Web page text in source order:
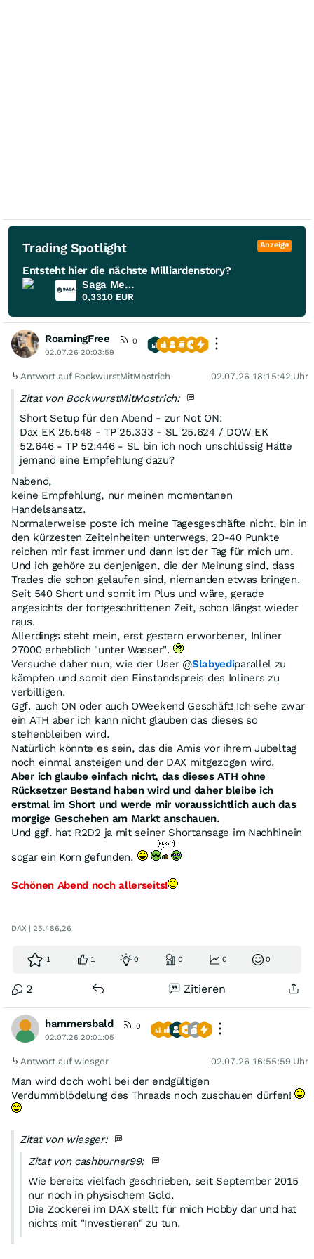
Trading Spotlight Anzeige
Entsteht hier die nächste Milliardenstory?
Saga Metals
0,3310 EUR
RoamingFree
0
02.07.26 20:03:59
Antwort auf BockwurstMitMostrich 02.07.26 18:15:42 Uhr
Zitat von BockwurstMitMostrich:
Short Setup für den Abend - zur Not ON:
Dax EK 25.548 - TP 25.333 - SL 25.624 / DOW EK
52.646 - TP 52.446 - SL bin ich noch unschlüssig Hätte
jemand eine Empfehlung dazu?
Nabend,
keine Empfehlung, nur meinen momentanen
Handelsansatz.
Normalerweise poste ich meine Tagesgeschäfte nicht, bin in
den kürzesten Zeiteinheiten unterwegs, 20-40 Punkte
reichen mir fast immer und dann ist der Tag für mich um.
Und ich gehöre zu denjenigen, die der Meinung sind, dass
Trades die schon gelaufen sind, niemanden etwas bringen.
Seit 540 Short und somit im Plus und wäre, gerade
angesichts der fortgeschrittenen Zeit, schon längst wieder
raus.
Allerdings steht mein, erst gestern erworbener, Inliner
27000 erheblich "unter Wasser".
Versuche daher nun, wie der User @Slabyediparallel zu
kämpfen und somit den Einstandspreis des Inliners zu
verbilligen.
Ggf. auch ON oder auch OWeekend Geschäft! Ich sehe zwar
ein ATH aber ich kann nicht glauben das dieses so
stehenbleiben wird.
Natürlich könnte es sein, das die Amis vor ihrem Jubeltag
noch einmal ansteigen und der DAX mitgezogen wird.
Aber ich glaube einfach nicht, das dieses ATH ohne
Rücksetzer Bestand haben wird und daher bleibe ich
erstmal im Short und werde mir voraussichtlich auch das
morgige Geschehen am Markt anschauen.
Und ggf. hat R2D2 ja mit seiner Shortansage im Nachhinein
sogar ein Korn gefunden.
Schönen Abend noch allerseits!
DAX | 25.486,26
1 1 0 0 0 0
2 Zitieren
hammersbald
0
02.07.26 20:01:05
Antwort auf wiesger 02.07.26 16:55:59 Uhr
Man wird doch wohl bei der endgültigen
Verdummblödelung des Threads noch zuschauen dürfen!
Zitat von wiesger:
Zitat von cashburner99:
Wie bereits vielfach geschrieben, seit September 2015
nur noch in physischem Gold.
Die Zockerei im DAX stellt für mich Hobby dar und hat
nichts mit "Investieren" zu tun.